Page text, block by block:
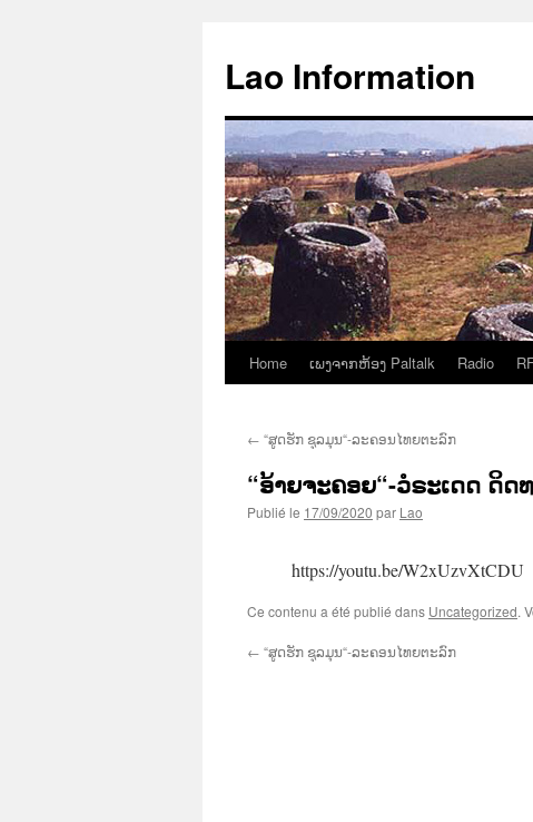
contenu
Lao Information
Home ເພງຈາກຫ້ອງ Paltalk Radio
← “ສູດຮັກ ຊຸລມຸນ“-ລະຄອນໄທຍຕະລົກ
“ອ້າຍຈະຄອຍ“-ວໍຣະເດດ ດິດ
Publié le 17/09/2020 par Lao
https://youtu.be/W2xUzvXtCDU
Ce contenu a été publié dans Uncategorized.
← “ສູດຮັກ ຊຸລມຸນ“-ລະຄອນໄທຍຕະລົກ